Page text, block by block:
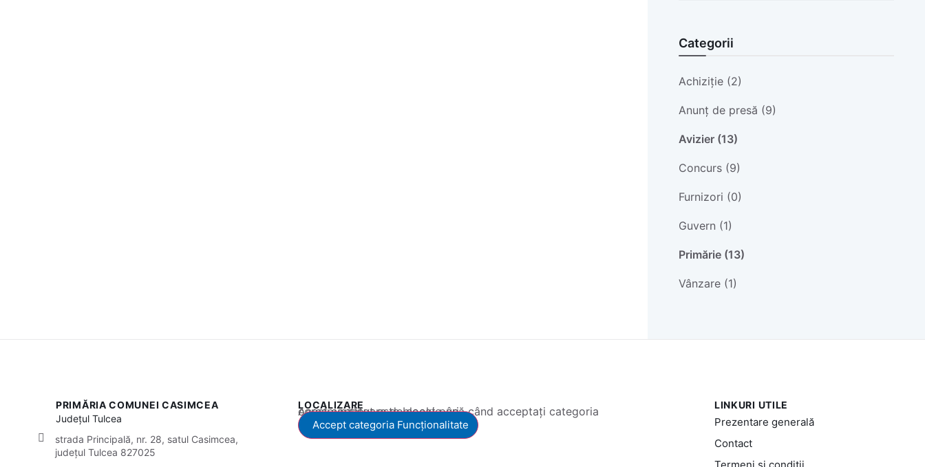
Categorii
Achiziție (2)
Anunț de presă (9)
Avizier (13)
Concurs (9)
Furnizori (0)
Guvern (1)
Primărie (13)
Vânzare (1)
PRIMĂRIA COMUNEI CASIMCEA
JudețulTulcea
strada Principală, nr. 28, satul Casimcea,
județul Tulcea 827025
LOCALIZARE
Acest conținut este blocat până când acceptați categoria corespunzătoare de cookie-uri.
Accept categoria Funcționalitate
LINKURI UTILE
Prezentare generală
Contact